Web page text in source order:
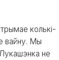
колькі-
вайну. Мы
Лукашэнка не